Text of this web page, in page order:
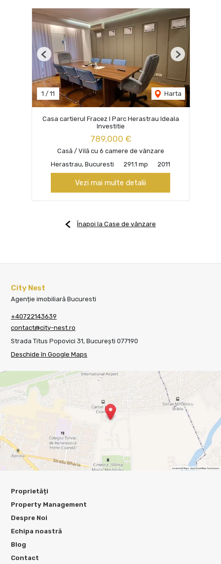
1 / 11 Harta
Previous Next
Casa cartierul Fracez I Parc Herastrau Ideala
Investitie
789,000 €
Casă / Vilă cu 6 camere de vânzare
Herastrau, Bucuresti
291.1 mp 2011
Vezi mai multe detalii
Înapoi la Case de vânzare
City Nest
Agenție imobiliară Bucuresti
+40722143639
contact@city-nest.ro
Strada Titus Popovici 31, București 077190
Deschide în Google Maps
Proprietăți
Property Management
Despre Noi
Echipa noastră
Blog
Contact